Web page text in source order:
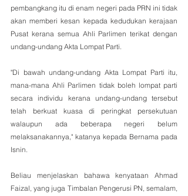
pembangkang itu di enam negeri pada PRN ini tidak
akan memberi kesan kepada kedudukan kerajaan
Pusat kerana semua Ahli Parlimen terikat dengan
undang-undang Akta Lompat Parti.
"Di bawah undang-undang Akta Lompat Parti itu,
mana-mana Ahli Parlimen tidak boleh lompat parti
secara individu kerana undang-undang tersebut
telah berkuat kuasa di peringkat persekutuan
walaupun ada beberapa negeri belum
melaksanakannya," katanya kepada Bernama pada
Isnin.
Beliau menjelaskan bahawa kenyataan Ahmad
Faizal, yang juga Timbalan Pengerusi PN, semalam,